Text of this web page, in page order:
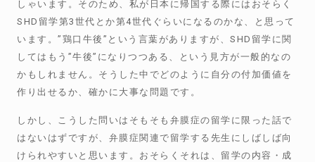
しゃいます。そのため、私が日本に帰国する際にはおそらく
SHD留学第3世代とか第4世代ぐらいになるのかな、と思って
います。”鶏口牛後”という言葉がありますが、SHD留学に関
してはもう”牛後”になりつつある、という見方が一般的なの
かもしれません。そうした中でどのように自分の付加価値を
作り出せるか、確かに大事な問題です。
しかし、こうした問いはそもそも弁膜症の留学に限った話で
はないはずですが、弁膜症関連で留学する先生にしばしば向
けられやすいと思います。おそらくそれは、留学の内容・成